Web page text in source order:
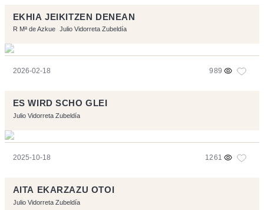
EKHIA JEIKITZEN DENEAN
R Mª de Azkue Julio Vidorreta Zubeldía
2026-02-18 989
ES WIRD SCHO GLEI
Julio Vidorreta Zubeldía
2025-10-18 1261
AITA EKARZAZU OTOI
Julio Vidorreta Zubeldía